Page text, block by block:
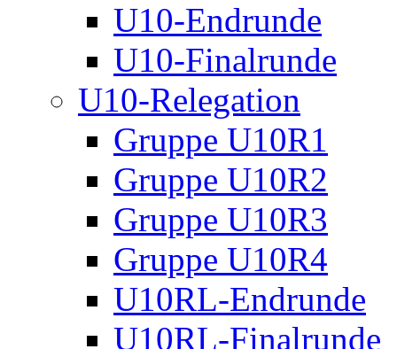
U10-Endrunde
U10-Finalrunde
U10-Relegation
Gruppe U10R1
Gruppe U10R2
Gruppe U10R3
Gruppe U10R4
U10RL-Endrunde
U10RL-Finalrunde